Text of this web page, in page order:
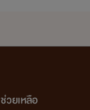
ช่วยเหลือ